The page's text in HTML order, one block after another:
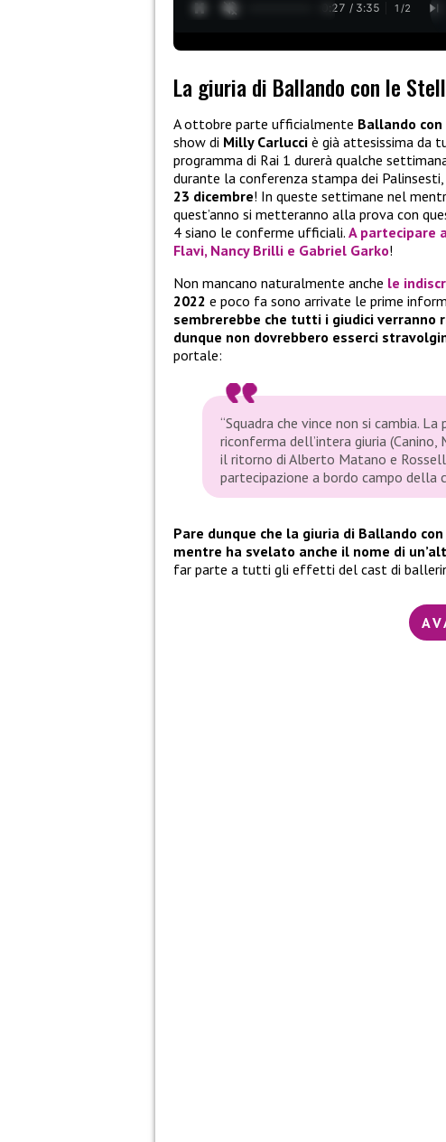
0:28 / 3:35 1 /2
La giuria di Ballando con le
A ottobre parte ufficialmente Ballando
show di Milly Carlucci è già attesissima da
programma di Rai 1 durerà qualche
durante la conferenza stampa dei
23 dicembre! In queste settimane nel
quest’anno si metteranno alla prova con
4 siano le conferme ufficiali. A partecipare
Flavi, Nancy Brilli e Gabriel Garko!
Non mancano naturalmente anche le
2022 e poco fa sono arrivate le prime
sembrerebbe che tutti i giudici verranno
dunque non dovrebbero esserci
portale:
“Squadra che vince non si cambia.
riconferma dell’intera giuria
il ritorno di Alberto Matano e
partecipazione a bordo campo della
Pare dunque che la giuria di Ballando
mentre ha svelato anche il nome di
far parte a tutti gli effetti del cast di